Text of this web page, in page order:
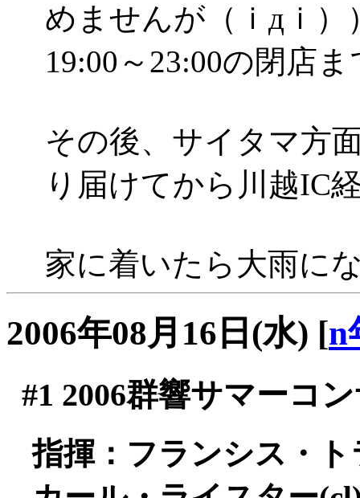
めませんが（ｉдｉ）
19:00～23:00の閉店
その後、サイタマ方
り届けてから川越IC
家に着いたら大雨に
2006年08月16日(水) [n
#1 2006群響サマーコ
指揮：フランシス・